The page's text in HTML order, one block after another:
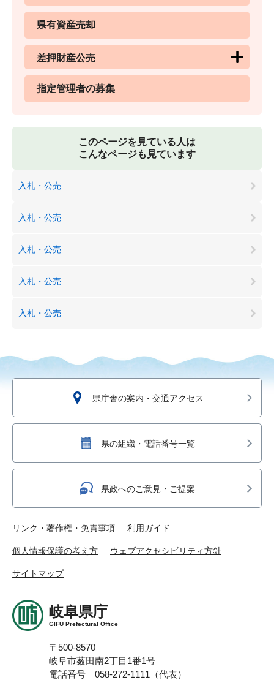
県有資産売却
差押財産公売
指定管理者の募集
このページを見ている人は
こんなページも見ています
入札・公売
入札・公売
入札・公売
入札・公売
入札・公売
県庁舎の案内・交通アクセス
県の組織・電話番号一覧
県政へのご意見・ご提案
リンク・著作権・免責事項 利用ガイド
個人情報保護の考え方 ウェブアクセシビリティ方針
サイトマップ
岐阜県庁
GIFU Prefectural Office
〒500-8570
岐阜市薮田南2丁目1番1号
電話番号 058-272-1111（代表）